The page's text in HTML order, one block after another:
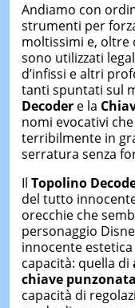
Andiamo con
strumenti per
moltissimi e, oltre
sono utilizzati
d’infissi e altri
tanti spuntati sul
Decodere la
nomi evocativi
terribilmente in
serratura senza
Il Topolino
del tutto
orecchie che
personaggio
innocente
capacità: quella di
chiave punzonata
capacità di